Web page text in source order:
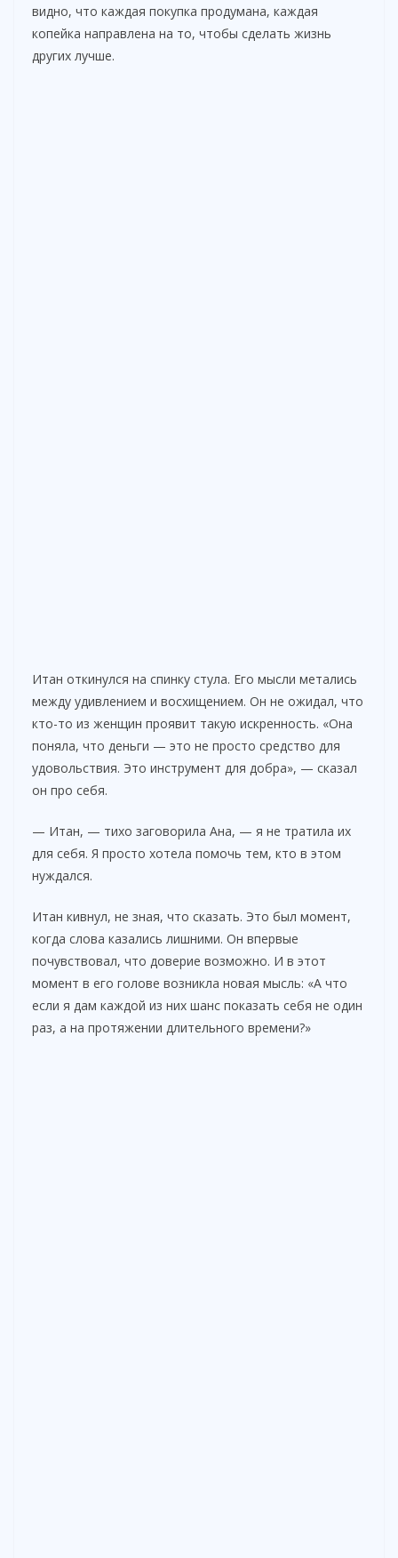
видно, что каждая покупка продумана, каждая
копейка направлена на то, чтобы сделать жизнь
других лучше.
Итан откинулся на спинку стула. Его мысли метались
между удивлением и восхищением. Он не ожидал, что
кто-то из женщин проявит такую искренность. «Она
поняла, что деньги — это не просто средство для
удовольствия. Это инструмент для добра», — сказал
он про себя.
— Итан, — тихо заговорила Ана, — я не тратила их
для себя. Я просто хотела помочь тем, кто в этом
нуждался.
Итан кивнул, не зная, что сказать. Это был момент,
когда слова казались лишними. Он впервые
почувствовал, что доверие возможно. И в этот
момент в его голове возникла новая мысль: «А что
если я дам каждой из них шанс показать себя не один
раз, а на протяжении длительного времени?»